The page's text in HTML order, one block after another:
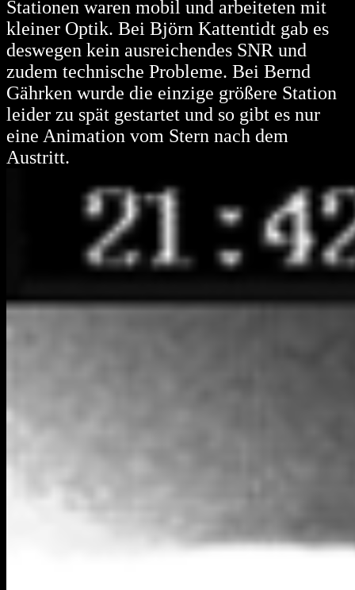
Stationen waren mobil und arbeiteten mit
kleiner Optik. Bei Björn Kattentidt gab es
deswegen kein ausreichendes SNR und
zudem technische Probleme. Bei Bernd
Gährken wurde die einzige größere Station
leider zu spät gestartet und so gibt es nur
eine Animation vom Stern nach dem
Austritt.